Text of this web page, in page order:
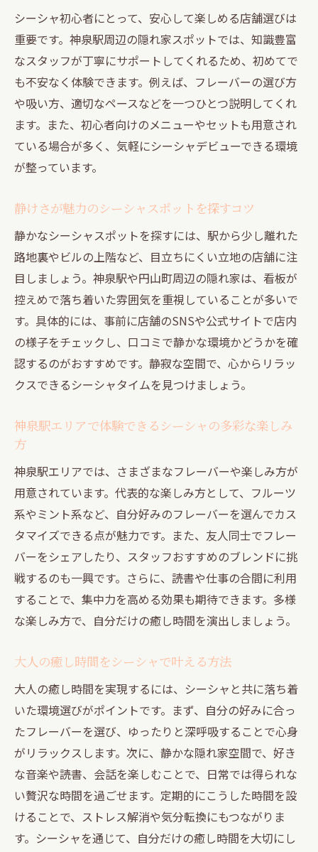
リラックス目的で選ぶ道玄坂のシーシャ空
間
シーシャ初心者も安心の道玄坂隠れ家案内
都会を忘れるシーシャの楽しみ方を道玄坂
で体験
円山町の落ち着いた場所でシーシャの魅力を再
発見
円山町でシーシャの新たな魅力を体感する
わう
シーシャ初心者も安心の円山町エリアの選
び方
円山町でリラックスできるシーシャ空間を
探すコツ
シーシャの多彩なフレーバーを円山町で楽
しむ方法
大人の癒しを求めるなら円山町のシーシャ
都会の喧騒を離れて隠れ家でくつろぐシーシャ
都会の隠れ家でシーシャと過ごす贅沢な時
間
静寂な空間が魅力のシーシャスポットの選
び方
シーシャを楽しむための隠れ家活用術
大人のリラックスに最適なシーシャ空間の
秘密
隠れ家で叶えるシーシャと癒しの両立
非日常を感じるシーシャ体験で心を整える
初心者でも安心して入れるシーシャ隠れ家
シーシャ初体験でも安心なサポート体制と
は
隠れ家シーシャスポットの選び方ポイント
快適な初シーシャ体験を叶える方法
シーシャ初心者向けの空間づくりと雰囲気
シーシャ初心者にとって、安心して楽しめる店舗選びは
重要です。神泉駅周辺の隠れ家スポットでは、知識豊富
なスタッフが丁寧にサポートしてくれるため、初めてで
も不安なく体験できます。例えば、フレーバーの選び方
や吸い方、適切なペースなどを一つひとつ説明してくれ
ます。また、初心者向けのメニューやセットも用意され
ている場合が多く、気軽にシーシャデビューできる環境
が整っています。
静けさが魅力のシーシャスポットを探すコツ
静かなシーシャスポットを探すには、駅から少し離れた
路地裏やビルの上階など、目立ちにくい立地の店舗に注
目しましょう。神泉駅や円山町周辺の隠れ家は、看板が
控えめで落ち着いた雰囲気を重視していることが多いで
す。具体的には、事前に店舗のSNSや公式サイトで店内
の様子をチェックし、口コミで静かな環境かどうかを確
認するのがおすすめです。静寂な空間で、心からリラッ
クスできるシーシャタイムを見つけましょう。
神泉駅エリアで体験できるシーシャの多彩な楽しみ
方
神泉駅エリアでは、さまざまなフレーバーや楽しみ方が
用意されています。代表的な楽しみ方として、フルーツ
系やミント系など、自分好みのフレーバーを選んでカス
タマイズできる点が魅力です。また、友人同士でフレー
バーをシェアしたり、スタッフおすすめのブレンドに挑
戦するのも一興です。さらに、読書や仕事の合間に利用
することで、集中力を高める効果も期待できます。多様
な楽しみ方で、自分だけの癒し時間を演出しましょう。
大人の癒し時間をシーシャで叶える方法
大人の癒し時間を実現するには、シーシャと共に落ち着
いた環境選びがポイントです。まず、自分の好みに合っ
たフレーバーを選び、ゆったりと深呼吸することで心身
がリラックスします。次に、静かな隠れ家空間で、好き
な音楽や読書、会話を楽しむことで、日常では得られな
い贅沢な時間を過ごせます。定期的にこうした時間を設
けることで、ストレス解消や気分転換にもつながりま
す。シーシャを通じて、自分だけの癒し時間を大切にし